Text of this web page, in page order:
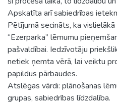
Apskatīta arī sabiedrības
Pētījumā secināts, ka
“Ezerparka” lēmumu
pašvaldībai. Iedzīvotāju
netiek ņemta vērā, lai veiktu
papildus pārbaudes.
Atslēgas vārdi: plānošanas
grupas, sabiedrības līdzdalība.